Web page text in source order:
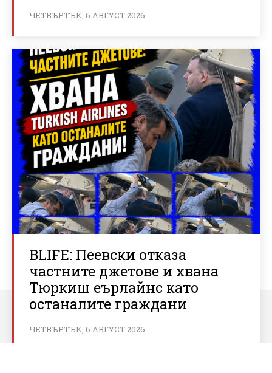
ЧЕТВЪРТЪК, 6 АВГУСТ 2026
BLIFE: Пеевски отказа
частните джетове и хвана
Тюркиш еърлайнс като
останалите граждани
ЧЕТВЪРТЪК, 6 АВГУСТ 2026